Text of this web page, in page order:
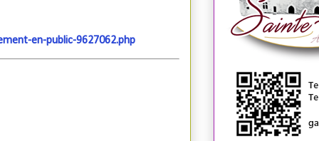
en-public-9627062.php